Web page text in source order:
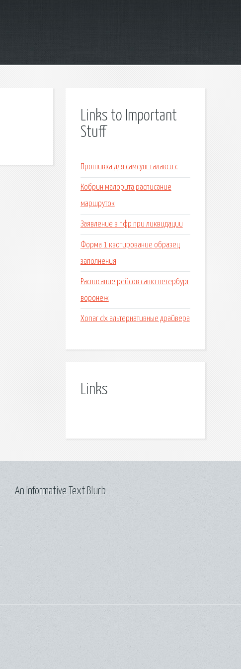
Links to Important
Stuff
Прошивка для самсунг галакси с
Кобрин малорита расписание
маршруток
Заявление в пфр при ликвидации
Форма 1 квотирование образец
заполнения
Расписание рейсов санкт петербург
воронеж
Xonar dx альтернативные драйвера
Links
An Informative Text Blurb